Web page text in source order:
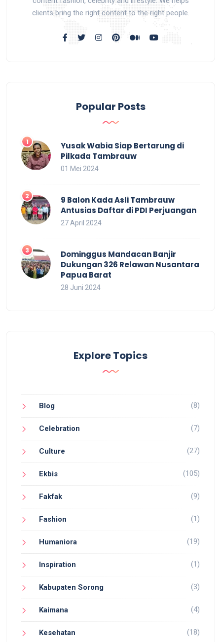
clients bring the right content to the right people.
Popular Posts
Yusak Wabia Siap Bertarung di
Pilkada Tambrauw
01 Mei 2024
9 Balon Kada Asli Tambrauw
Antusias Daftar di PDI Perjuangan
27 April 2024
Dominggus Mandacan Banjir
Dukungan 326 Relawan Nusantara
Papua Barat
28 Juni 2024
Explore Topics
Blog (8)
Celebration (7)
Culture (27)
Ekbis (105)
Fakfak (9)
Fashion (1)
Humaniora (19)
Inspiration (1)
Kabupaten Sorong (3)
Kaimana (4)
Kesehatan (18)